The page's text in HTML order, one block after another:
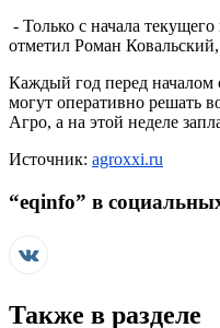
- Только с начала
отметил Роман
Каждый год перед началом
могут оперативно решать
Агро, а на этой неделе
Источник: agroxxi.ru
“eqinfo” в
Также в разделе